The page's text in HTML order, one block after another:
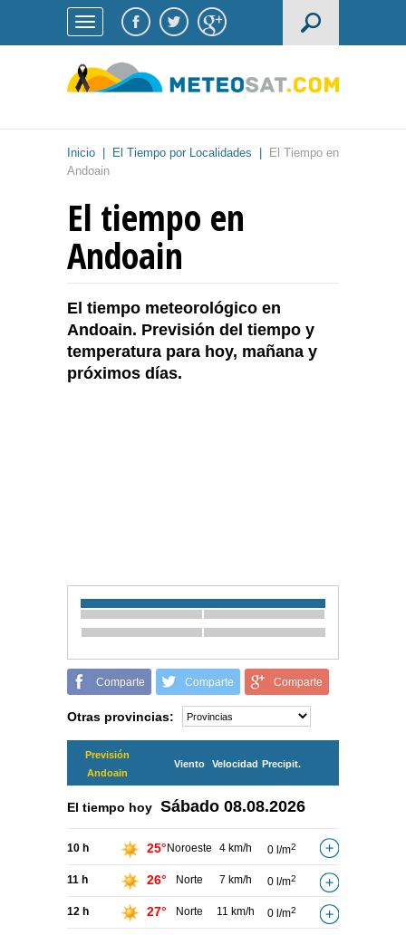
Inicio El Tiempo por Localidades
El Tiempo en
Andoain
El tiempo en
Andoain
El tiempo meteorológico en
Andoain. Previsión del tiempo y
temperatura para hoy, mañana y
próximos días.
Comparte Comparte Comparte
Otras provincias:
Previsión
Andoain
Viento Velocidad Precipit.
El tiempo hoy Sábado 08.08.2026
10 h 25° Noroeste 4 km/h 0 l/m2
11 h 26° Norte 7 km/h 0 l/m2
12 h 27° Norte 11 km/h 0 l/m2